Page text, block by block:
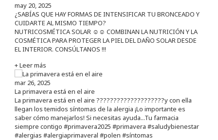
may 20, 2025
¿SABÍAS QUE HAY FORMAS DE INTENSIFICAR TU BRONCEADO Y
CUIDARTE AL MISMO TIEMPO?
NUTRICOSMÉTICA SOLAR ☺️☺️ COMBINAN LA NUTRICIÓN Y LA
COSMÉTICA PARA PROTEGER LA PIEL DEL DAÑO SOLAR DESDE
EL INTERIOR. CONSÚLTANOS !!!
+ Leer más
mar 26, 2025
La primavera está en el aire
La primavera está en el aire ????????????????????y con ella
llegan los temidos síntomas de la alergia ¡Lo importante es
saber cómo manejarlos! Si necesitas ayuda...Tu farmacia
siempre contigo #primavera2025 #primavera #saludybienestar
#alergias #alergiaprimaveral #polen #síntomas